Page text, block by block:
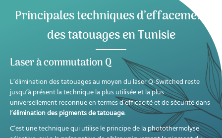
Principales techniques d’effacement
des tatouages en Tunisie
Laser à commutation Q
L’élimination des tatouages au moyen du laser Q-Switched reste
jusqu’à présent la technique la plus utilisée et la plus
universellement reconnue en termes d’efficacité et de sécurité dans
l’élimination des pigments de tatouage.
C’est une technique qui utilise le principe de la photothermolyse